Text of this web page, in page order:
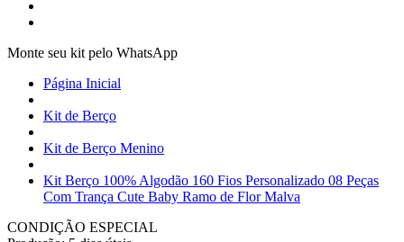
Monte seu kit pelo WhatsApp
Página Inicial
Kit de Berço
Kit de Berço Menino
Kit Berço 100% Algodão 160 Fios Personalizado 08 Peças
Com Trança Cute Baby Ramo de Flor Malva
CONDIÇÃO ESPECIAL